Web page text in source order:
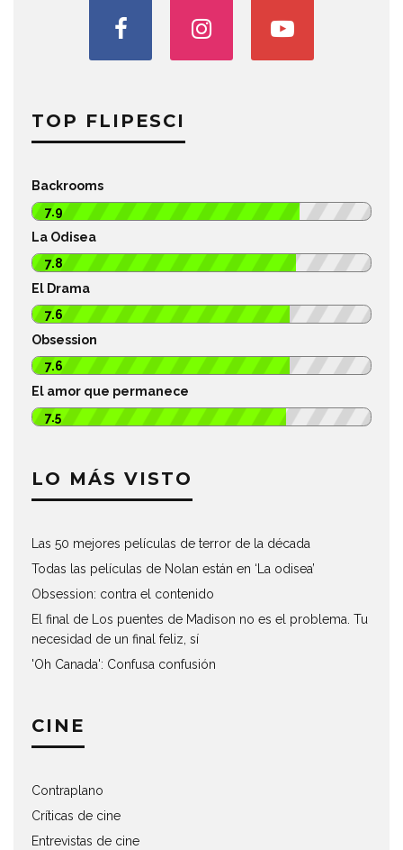
TOP FLIPESCI
Backrooms
7.9
La Odisea
7.8
El Drama
7.6
Obsession
7.6
El amor que permanece
7.5
LO MÁS VISTO
Las 50 mejores películas de terror de la década
Todas las películas de Nolan están en ‘La odisea’
Obsession: contra el contenido
El final de Los puentes de Madison no es el problema. Tu
necesidad de un final feliz, sí
'Oh Canada': Confusa confusión
CINE
Contraplano
Críticas de cine
Entrevistas de cine